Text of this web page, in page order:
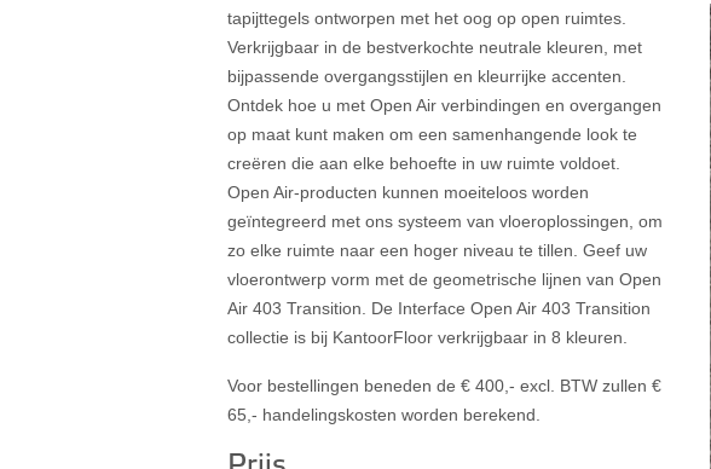
tapijttegels ontworpen met het oog op open ruimtes.
Verkrijgbaar in de bestverkochte neutrale kleuren, met
bijpassende overgangsstijlen en kleurrijke accenten.
Ontdek hoe u met Open Air verbindingen en overgangen
op maat kunt maken om een samenhangende look te
creëren die aan elke behoefte in uw ruimte voldoet.
Open Air-producten kunnen moeiteloos worden
geïntegreerd met ons systeem van vloeroplossingen, om
zo elke ruimte naar een hoger niveau te tillen. Geef uw
vloerontwerp vorm met de geometrische lijnen van Open
Air 403 Transition. De Interface Open Air 403 Transition
collectie is bij KantoorFloor verkrijgbaar in 8 kleuren.
Voor bestellingen beneden de € 400,- excl. BTW zullen €
65,- handelingskosten worden berekend.